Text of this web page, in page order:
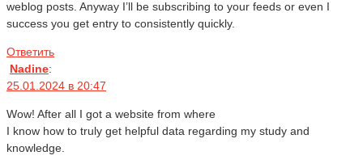
weblog posts. Anyway I’ll be subscribing to your feeds or even I
success you get entry to consistently quickly.
Ответить
Nadine:
25.01.2024 в 20:47
Wow! After all I got a website from where
I know how to truly get helpful data regarding my study and
knowledge.